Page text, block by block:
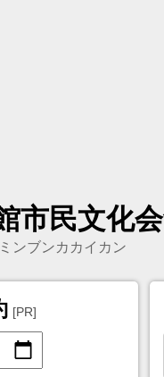
民文化会
ンブンカカイカン
[PR]